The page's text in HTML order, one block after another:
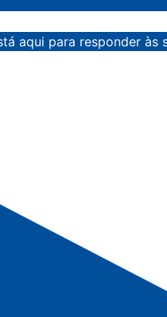
aqui para responder às